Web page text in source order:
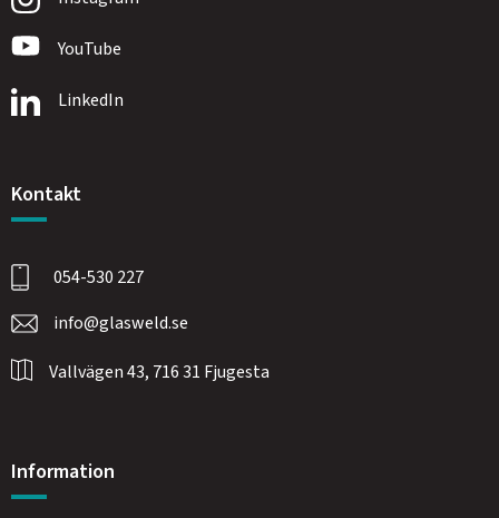
YouTube
LinkedIn
Kontakt
054-530 227
info@glasweld.se
Vallvägen 43, 716 31 Fjugesta
Information